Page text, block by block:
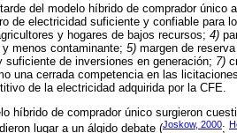
del modelo híbrido de comprador único
de electricidad suficiente y confiable para
y hogares de bajos recursos; 4)
menos contaminante; 5) margen de
suficiente de inversiones en generación; 7)
una cerrada competencia en las
de la electricidad adquirida por la CFE.
híbrido de comprador único surgieron
lugar a un álgido debate (Joskow, 2000;